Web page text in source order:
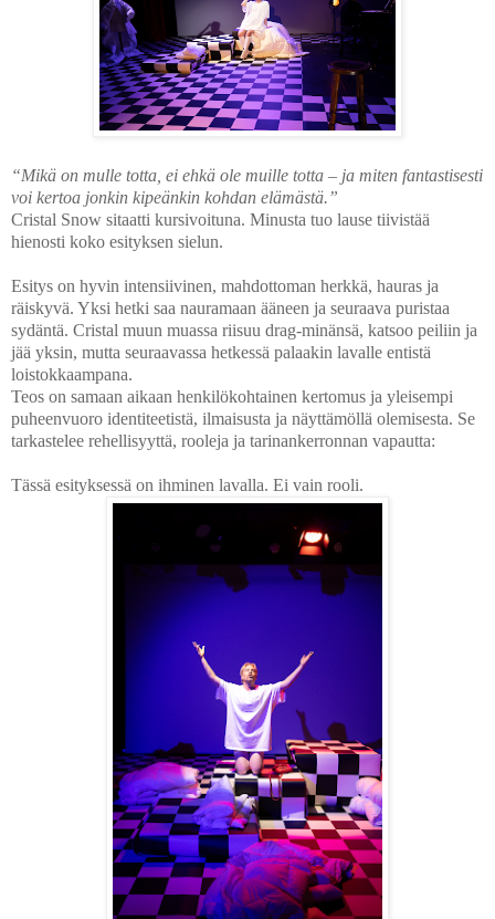
“Mikä on mulle totta, ei ehkä ole muille totta – ja miten fantastisesti
voi kertoa jonkin kipeänkin kohdan elämästä.”
Cristal Snow sitaatti kursivoituna. Minusta tuo lause tiivistää
hienosti koko esityksen sielun.
Esitys on hyvin intensiivinen, mahdottoman herkkä, hauras ja
räiskyvä. Yksi hetki saa nauramaan ääneen ja seuraava puristaa
sydäntä. Cristal muun muassa riisuu drag-minänsä, katsoo peiliin ja
jää yksin, mutta seuraavassa hetkessä palaakin lavalle entistä
loistokkaampana.
Teos on samaan aikaan henkilökohtainen kertomus ja yleisempi
puheenvuoro identiteetistä, ilmaisusta ja näyttämöllä olemisesta. Se
tarkastelee rehellisyyttä, rooleja ja tarinankerronnan vapautta:
Tässä esityksessä on ihminen lavalla. Ei vain rooli.